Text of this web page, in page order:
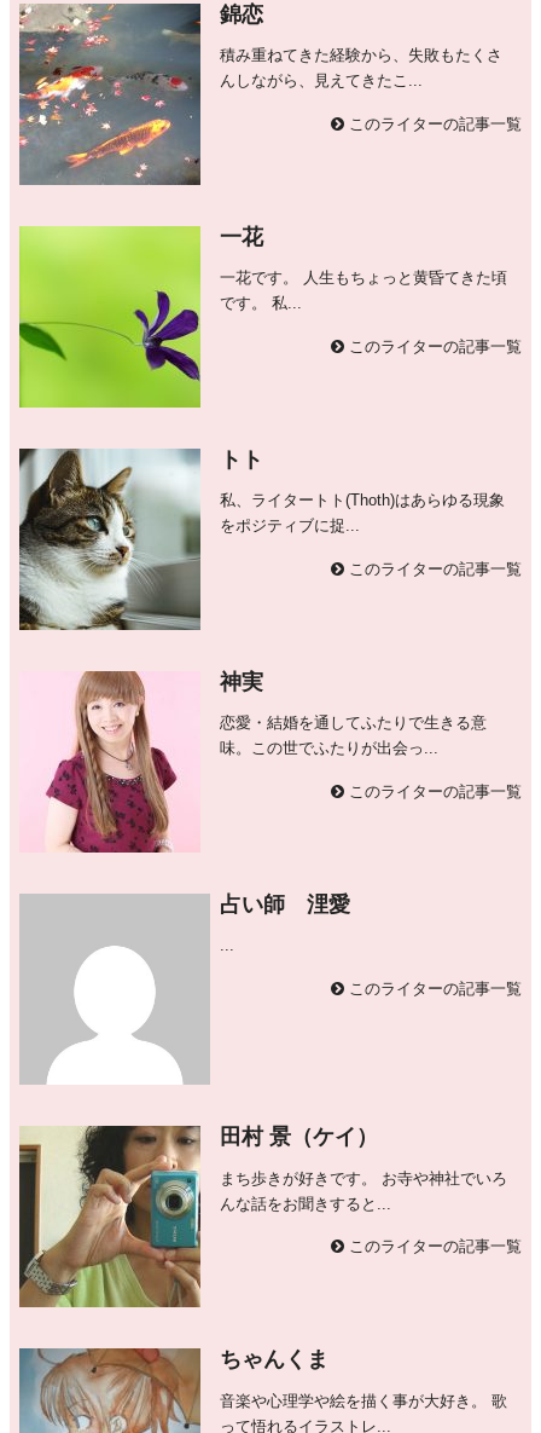
錦恋
積み重ねてきた経験から、失敗もたくさ
んしながら、見えてきたこ...
このライターの記事一覧
一花
一花です。 人生もちょっと黄昏てきた頃
です。 私...
このライターの記事一覧
トト
私、ライタートト(Thoth)はあらゆる現象
をポジティブに捉...
このライターの記事一覧
神実
恋愛・結婚を通してふたりで生きる意
味。この世でふたりが出会っ...
このライターの記事一覧
占い師 浬愛
...
このライターの記事一覧
田村 景（ケイ）
まち歩きが好きです。 お寺や神社でいろ
んな話をお聞きすると...
このライターの記事一覧
ちゃんくま
音楽や心理学や絵を描く事が大好き。 歌
って悟れるイラストレ...